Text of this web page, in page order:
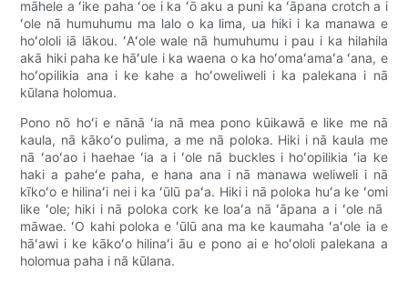
māhele a ʻike paha ʻoe i ka ʻō aku a puni ka ʻāpana crotch a i
ʻole nā ​​humuhumu ma lalo o ka lima, ua hiki i ka manawa e
hoʻololi iā lākou. ʻAʻole wale nā ​​humuhumu i pau i ka hilahila
akā hiki paha ke hāʻule i ka waena o ka hoʻomaʻamaʻa ʻana, e
hoʻopilikia ana i ke kahe a hoʻoweliweli i ka palekana i nā
kūlana holomua.
Pono nō hoʻi e nānā ʻia nā mea pono kūikawā e like me nā
kaula, nā kākoʻo pulima, a me nā poloka. Hiki i nā kaula me
nā ʻaoʻao i haehae ʻia a i ʻole nā ​​​​buckles i hoʻopilikia ʻia ke
haki a paheʻe paha, e hana ana i nā manawa weliweli i nā
kīkoʻo e hilinaʻi nei i ka ʻūlū paʻa. Hiki i nā poloka huʻa ke ʻomi
like ʻole; hiki i nā poloka cork ke loaʻa nā ʻāpana a i ʻole nā ​​​​
māwae. ʻO kahi poloka e ʻūlū ana ma ke kaumaha ʻaʻole ia e
hāʻawi i ke kākoʻo hilinaʻi āu e pono ai e hoʻololi palekana a
holomua paha i nā kūlana.